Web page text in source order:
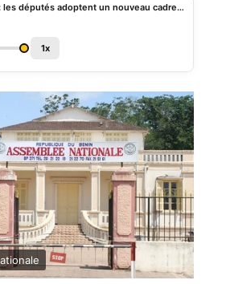
Bénin: les députés adoptent un nouveau cadre légal pour le secteur de la microfinance
1x